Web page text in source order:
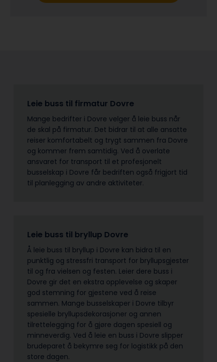
Leie buss til firmatur Dovre
Mange bedrifter i Dovre velger å leie buss når
de skal på firmatur. Det bidrar til at alle ansatte
reiser komfortabelt og trygt sammen fra Dovre
og kommer frem samtidig. Ved å overlate
ansvaret for transport til et profesjonelt
busselskap i Dovre får bedriften også frigjort tid
til planlegging av andre aktiviteter.
Leie buss til bryllup Dovre
Å leie buss til bryllup i Dovre kan bidra til en
punktlig og stressfri transport for bryllupsgjester
til og fra vielsen og festen. Leier dere buss i
Dovre gir det en ekstra opplevelse og skaper
god stemning for gjestene ved å reise
sammen. Mange busselskaper i Dovre tilbyr
spesielle bryllupsdekorasjoner og annen
tilrettelegging for å gjøre dagen spesiell og
minneverdig. Ved å leie en buss i Dovre slipper
brudeparet å bekymre seg for logistikk på den
store dagen.